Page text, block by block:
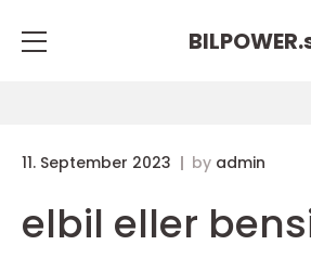
BILPOWER.
11. September 2023 by admin
elbil eller